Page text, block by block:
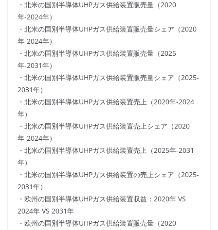
・北米の国別半導体UHPガス供給装置販売量（2020
年-2024年）
・北米の国別半導体UHPガス供給装置販売量シェア（2020
年-2024年）
・北米の国別半導体UHPガス供給装置販売量（2025
年-2031年）
・北米の国別半導体UHPガス供給装置販売量シェア（2025-
2031年）
・北米の国別半導体UHPガス供給装置売上（2020年-2024
年）
・北米の国別半導体UHPガス供給装置売上シェア（2020
年-2024年）
・北米の国別半導体UHPガス供給装置売上（2025年-2031
年）
・北米の国別半導体UHPガス供給装置の売上シェア（2025-
2031年）
・欧州の国別半導体UHPガス供給装置収益：2020年 VS
2024年 VS 2031年
・欧州の国別半導体UHPガス供給装置販売量（2020